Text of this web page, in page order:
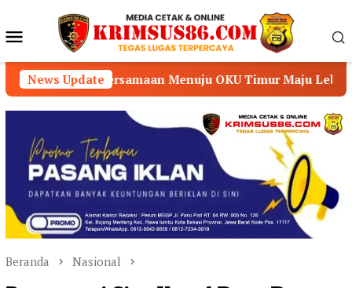
konten Menu
Mobile
News Update
Menuju OKU Timur Maju Lebih Mulia DD
Beranda Nasional